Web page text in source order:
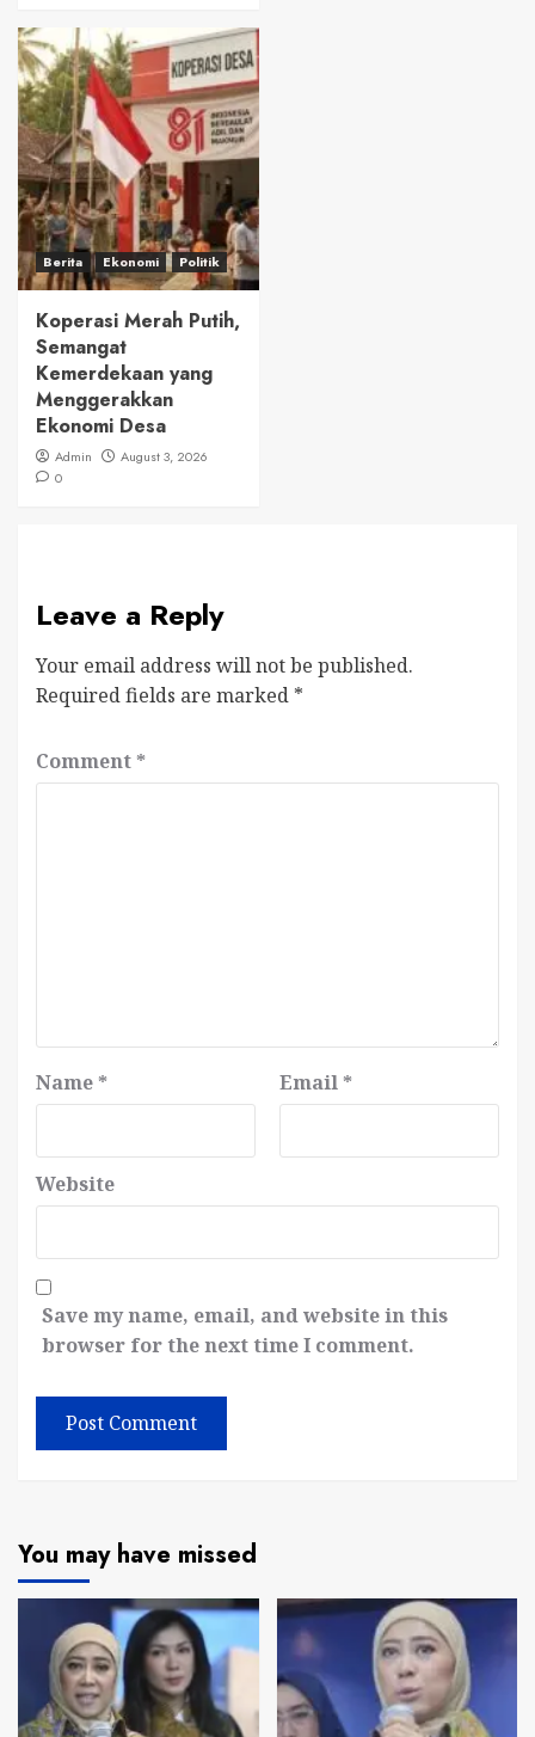
Berita Ekonomi Politik
Koperasi Merah Putih,
Semangat
Kemerdekaan yang
Menggerakkan
Ekonomi Desa
Admin
August 3, 2026
0
Leave a Reply
Your email address will not be published.
Required fields are marked *
Comment *
Name * Email *
Website
Save my name, email, and website in this
browser for the next time I comment.
You may have missed